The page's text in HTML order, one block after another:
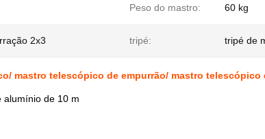
Peso do mastro: 60 kg
2x3 tripé: tripé de
mastro telescópico de empurrão/ mastro telescópico
alumínio de 10 m